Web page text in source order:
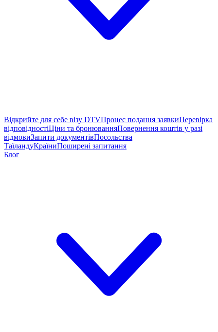
Відкрийте для себе візу DTVПроцес подання заявкиПеревірка
відповідностіЦіни та бронюванняПовернення коштів у разі
відмовиЗапити документівПосольства
ТаїландуКраїниПоширені запитання
Блог